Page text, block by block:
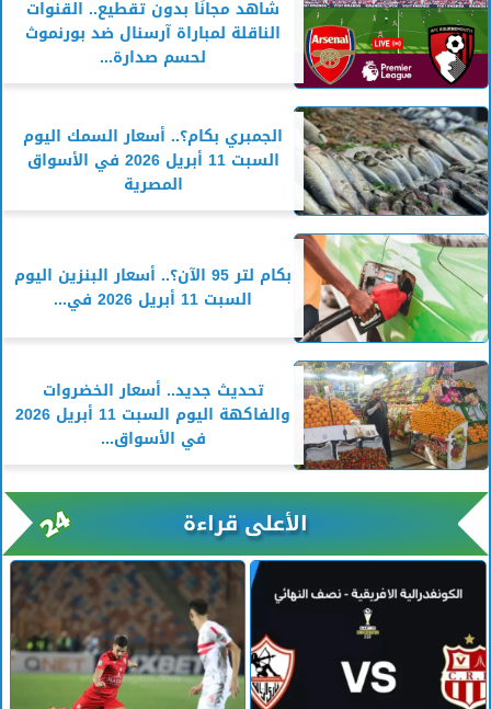
شاهد مجانًا بدون تقطيع.. القنوات
الناقلة لمباراة آرسنال ضد بورنموث
لحسم صدارة...
الجمبري بكام؟.. أسعار السمك اليوم
السبت 11 أبريل 2026 في الأسواق
المصرية
بكام لتر 95 الآن؟.. أسعار البنزين اليوم
السبت 11 أبريل 2026 في...
تحديث جديد.. أسعار الخضروات
والفاكهة اليوم السبت 11 أبريل 2026
في الأسواق...
الأعلى قراءة